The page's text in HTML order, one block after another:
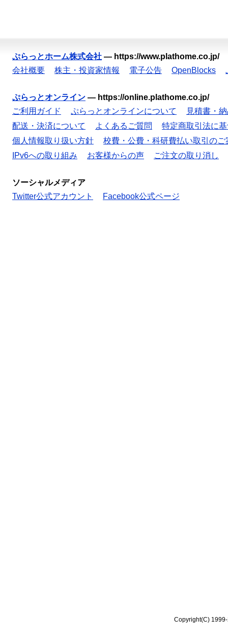
ぷらっとホーム株式会社 — https://www.plathome.co.jp/
会社概要
株主・投資家情報 電子公告 OpenBlocks
ぷらっとオンライン — https://online.plathome.co.jp/
ご利用ガイド
ぷらっとオンラインについて
見積書・
配送・決済について
よくあるご質問
特定商取引法に
個人情報取り扱い方針
校費・公費・科研費払い取引のご
IPv6への取り組み
お客様からの声 ご注文の取り消し
ソーシャルメディア
Twitter公式アカウント
Facebook公式ページ
Copyright(C)